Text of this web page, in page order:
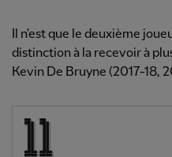
Il n'est que le deuxième
distinction à la recevoir à
Kevin De Bruyne (2017-18,